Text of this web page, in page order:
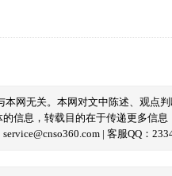
本网无关。本网对文中陈述、观点
信息，转载目的在于传递更多信
| 客服QQ：